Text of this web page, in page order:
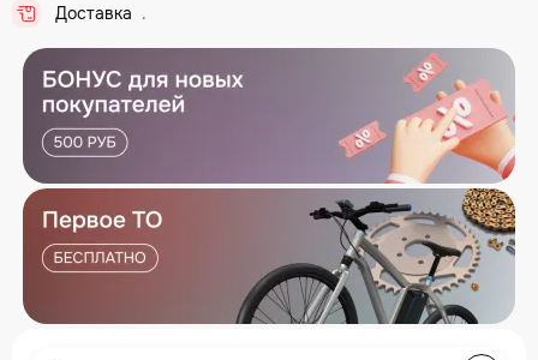
Доставка ..